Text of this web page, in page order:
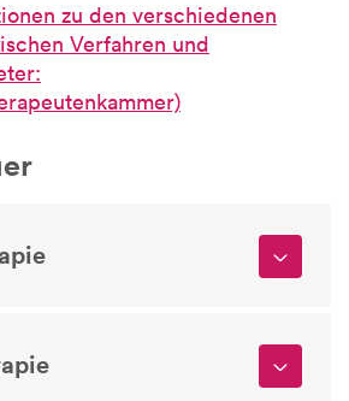
zu den verschiedenen
Verfahren und